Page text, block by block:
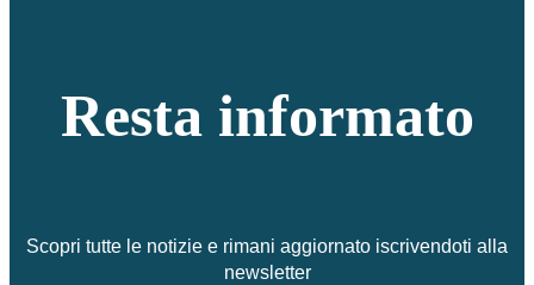
Resta informato
Scopri tutte le notizie e rimani aggiornato iscrivendoti alla
newsletter